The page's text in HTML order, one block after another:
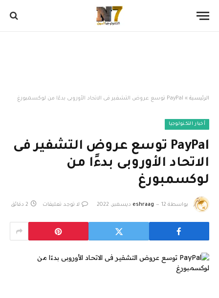
الرئيسية » PayPal توسع عروض التشفير فى الاتحاد الأوروبى بدءًا من لوكسمبورغ
أخبار التكنولوجيا
PayPal توسع عروض التشفير فى
الاتحاد الأوروبى بدءًا من
لوكسمبورغ
بواسطة eshraag 12 ديسمبر، 2022 لا توجد تعليقات 2 دقائق